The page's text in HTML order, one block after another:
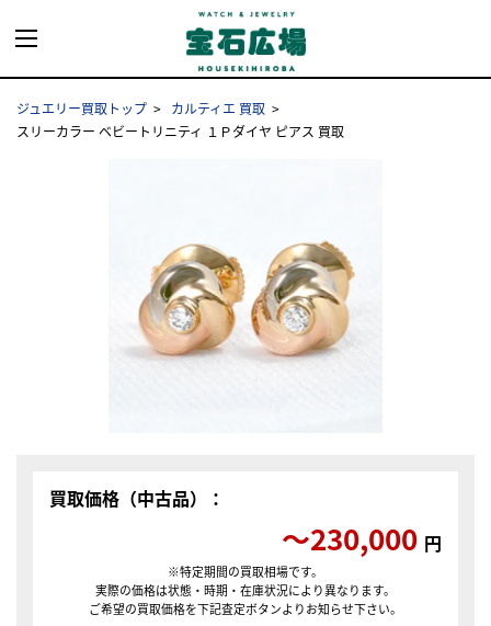
ジュエリー買取トップ
カルティエ 買取
スリーカラー ベビートリニティ １Ｐダイヤ ピアス 買取
買取価格（中古品）：
〜230,000 円
※特定期間の買取相場です。
実際の価格は状態・時期・在庫状況により異なります。
ご希望の買取価格を下記査定ボタンよりお知らせ下さい。